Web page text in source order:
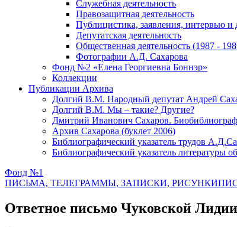
Служебная деятельность
Правозащитная деятельность
Публицистика, заявления, интервью
Депутатская деятельность
Общественная деятельность (1987 -
Фотографии А.Д. Сахарова
Фонд №2 «Елена Георгиевна Боннэр»
Коллекции
Публикации Архива
Долгий В.М. Народный депутат Андрей
Долгий В.М. Мы – такие? Другие?
Дмитрий Иванович Сахаров.
Архив Сахарова (буклет 2006)
Библиографический указатель трудов
Библиографический указатель литературы
Фонд №1
ПИСЬМА, ТЕЛЕГРАММЫ, ЗАПИСКИ, РИСУНКИ
Ответное письмо Чуковской Лидии